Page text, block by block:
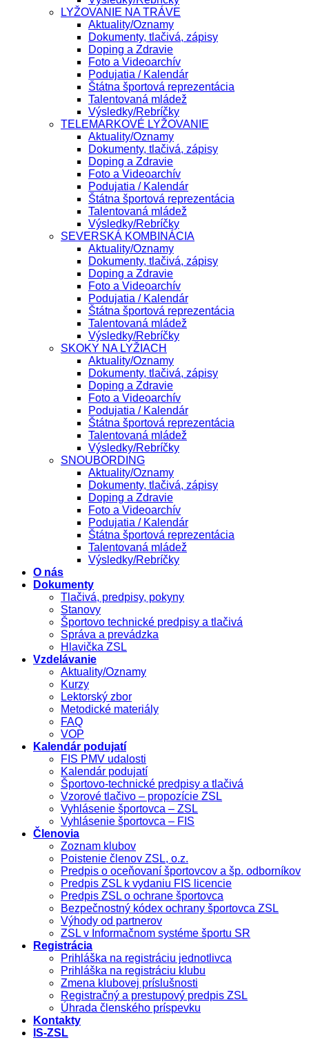
LYŽOVANIE NA TRÁVE
Aktuality/Oznamy
Dokumenty, tlačivá, zápisy
Doping a Zdravie
Foto a Videoarchív
Podujatia / Kalendár
Štátna športová reprezentácia
Talentovaná mládež
Výsledky/Rebríčky
TELEMARKOVÉ LYŽOVANIE
Aktuality/Oznamy
Dokumenty, tlačivá, zápisy
Doping a Zdravie
Foto a Videoarchív
Podujatia / Kalendár
Štátna športová reprezentácia
Talentovaná mládež
Výsledky/Rebríčky
SEVERSKÁ KOMBINÁCIA
Aktuality/Oznamy
Dokumenty, tlačivá, zápisy
Doping a Zdravie
Foto a Videoarchív
Podujatia / Kalendár
Štátna športová reprezentácia
Talentovaná mládež
Výsledky/Rebríčky
SKOKY NA LYŽIACH
Aktuality/Oznamy
Dokumenty, tlačivá, zápisy
Doping a Zdravie
Foto a Videoarchív
Podujatia / Kalendár
Štátna športová reprezentácia
Talentovaná mládež
Výsledky/Rebríčky
SNOUBORDING
Aktuality/Oznamy
Dokumenty, tlačivá, zápisy
Doping a Zdravie
Foto a Videoarchív
Podujatia / Kalendár
Štátna športová reprezentácia
Talentovaná mládež
Výsledky/Rebríčky
O nás
Dokumenty
Tlačivá, predpisy, pokyny
Stanovy
Športovo technické predpisy a tlačivá
Správa a prevádzka
Hlavička ZSL
Vzdelávanie
Aktuality/Oznamy
Kurzy
Lektorský zbor
Metodické materiály
FAQ
VOP
Kalendár podujatí
FIS PMV udalosti
Kalendár podujatí
Športovo-technické predpisy a tlačivá
Vzorové tlačivo – propozície ZSL
Vyhlásenie športovca – ZSL
Vyhlásenie športovca – FIS
Členovia
Zoznam klubov
Poistenie členov ZSL, o.z.
Predpis o oceňovaní športovcov a šp. odborníkov
Predpis ZSL k vydaniu FIS licencie
Predpis ZSL o ochrane športovca
Bezpečnostný kódex ochrany športovca ZSL
Výhody od partnerov
ZSL v Informačnom systéme športu SR
Registrácia
Prihláška na registráciu jednotlivca
Prihláška na registráciu klubu
Zmena klubovej príslušnosti
Registračný a prestupový predpis ZSL
Úhrada členského príspevku
Kontakty
IS-ZSL